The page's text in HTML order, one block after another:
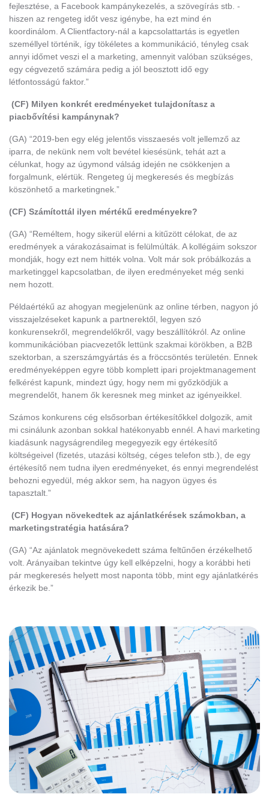
fejlesztése, a Facebook kampánykezelés, a szövegírás stb. -
hiszen az rengeteg időt vesz igénybe, ha ezt mind én
koordinálom. A Clientfactory-nál a kapcsolattartás is egyetlen
személlyel történik, így tökéletes a kommunikáció, tényleg csak
annyi időmet veszi el a marketing, amennyit valóban szükséges,
egy cégvezető számára pedig a jól beosztott idő egy
létfontosságú faktor.”
(CF) Milyen konkrét eredményeket tulajdonítasz a
piacbővítési kampánynak?
(GA) “2019-ben egy elég jelentős visszaesés volt jellemző az
iparra, de nekünk nem volt bevétel kiesésünk, tehát azt a
célunkat, hogy az úgymond válság idején ne csökkenjen a
forgalmunk, elértük. Rengeteg új megkeresés és megbízás
köszönhető a marketingnek.”
(CF) Számítottál ilyen mértékű eredményekre?
(GA) “Reméltem, hogy sikerül elérni a kitűzött célokat, de az
eredmények a várakozásaimat is felülmúlták. A kollégáim sokszor
mondják, hogy ezt nem hitték volna. Volt már sok próbálkozás a
marketinggel kapcsolatban, de ilyen eredményeket még senki
nem hozott.
Példaértékű az ahogyan megjelenünk az online térben, nagyon jó
visszajelzéseket kapunk a partnerektől, legyen szó
konkurensekről, megrendelőkről, vagy beszállítókról. Az online
kommunikációban piacvezetők lettünk szakmai körökben, a B2B
szektorban, a szerszámgyártás és a fröccsöntés területén. Ennek
eredményeképpen egyre több komplett ipari projektmanagement
felkérést kapunk, mindezt úgy, hogy nem mi győzködjük a
megrendelőt, hanem ők keresnek meg minket az igényeikkel.
Számos konkurens cég elsősorban értékesítőkkel dolgozik, amit
mi csinálunk azonban sokkal hatékonyabb ennél. A havi marketing
kiadásunk nagyságrendileg megegyezik egy értékesítő
költségeivel (fizetés, utazási költség, céges telefon stb.), de egy
értékesítő nem tudna ilyen eredményeket, és ennyi megrendelést
behozni egyedül, még akkor sem, ha nagyon ügyes és
tapasztalt.”
(CF) Hogyan növekedtek az ajánlatkérések számokban, a
marketingstratégia hatására?
(GA) “Az ajánlatok megnövekedett száma feltűnően érzékelhető
volt. Arányaiban tekintve úgy kell elképzelni, hogy a korábbi heti
pár megkeresés helyett most naponta több, mint egy ajánlatkérés
érkezik be.”